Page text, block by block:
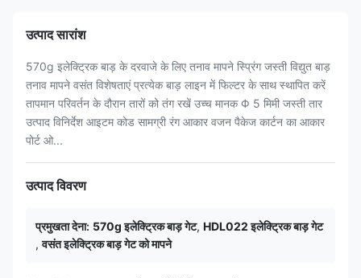
उत्पाद सारांश
570g इलेक्ट्रिक बाड़ के दरवाजे के लिए तनाव मापने स्प्रिंग जस्ती विद्युत बाड़
तनाव मापने वसंत विशेषताएं प्रत्येक बाड़ लाइन में फिल्टर के साथ स्थापित करें
तापमान परिवर्तन के दौरान तारों को तंग रखें उच्च मानक Φ 5 मिमी जस्ती तार
उत्पाद विनिर्देश आइटम कोड सामग्री रंग आकार वजन पैकेज कार्टन का आकार
पोर्ट ओ...
उत्पाद विवरण
प्रमुखता देना: 570g इलेक्ट्रिक बाड़ गेट, HDL022 इलेक्ट्रिक बाड़ गेट
,वसंत इलेक्ट्रिक बाड़ गेट को मापने